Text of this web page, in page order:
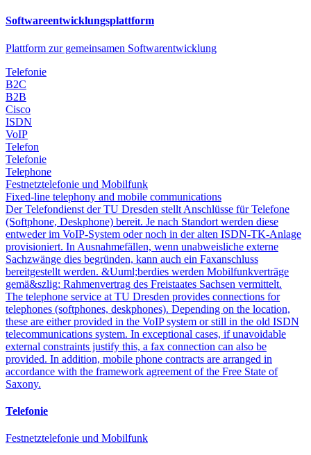
Softwareentwicklungsplattform
Plattform zur gemeinsamen Softwarentwicklung
Telefonie
B2C
B2B
Cisco
ISDN
VoIP
Telefon
Telefonie
Telephone
Festnetztelefonie und Mobilfunk
Fixed-line telephony and mobile communications
Der Telefondienst der TU Dresden stellt Anschlüsse für Telefone
(Softphone, Deskphone) bereit. Je nach Standort werden diese
entweder im VoIP-System oder noch in der alten ISDN-TK-Anlage
provisioniert. In Ausnahmefällen, wenn unabweisliche externe
Sachzwänge dies begründen, kann auch ein Faxanschluss
bereitgestellt werden. &Uuml;berdies werden Mobilfunkverträge
gemä&szlig; Rahmenvertrag des Freistaates Sachsen vermittelt.
The telephone service at TU Dresden provides connections for
telephones (softphones, deskphones). Depending on the location,
these are either provided in the VoIP system or still in the old ISDN
telecommunications system. In exceptional cases, if unavoidable
external constraints justify this, a fax connection can also be
provided. In addition, mobile phone contracts are arranged in
accordance with the framework agreement of the Free State of
Saxony.
Telefonie
Festnetztelefonie und Mobilfunk